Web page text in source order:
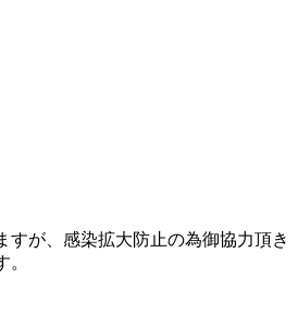
すが、感染拡大防止の為御協力頂き